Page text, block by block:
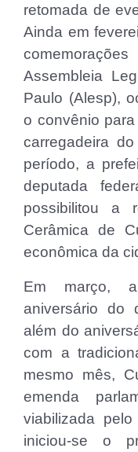
retomada de
Ainda em
Assembleia
Paulo (Alesp),
o convênio
carregadeira
período, a
deputada
possibilitou a
Cerâmica de
econômica da
Em março,
aniversário do
além do
com a
mesmo mês,
emenda
viabilizada
iniciou-se o